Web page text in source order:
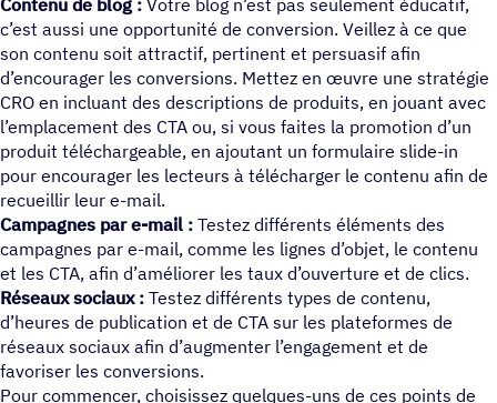
Contenu de blog : Votre blog n’est pas seulement éducatif,
c’est aussi une opportunité de conversion. Veillez à ce que
son contenu soit attractif, pertinent et persuasif afin
d’encourager les conversions. Mettez en œuvre une stratégie
CRO en incluant des descriptions de produits, en jouant avec
l’emplacement des CTA ou, si vous faites la promotion d’un
produit téléchargeable, en ajoutant un formulaire slide-in
pour encourager les lecteurs à télécharger le contenu afin de
recueillir leur e-mail.
Campagnes par e-mail : Testez différents éléments des
campagnes par e-mail, comme les lignes d’objet, le contenu
et les CTA, afin d’améliorer les taux d’ouverture et de clics.
Réseaux sociaux : Testez différents types de contenu,
d’heures de publication et de CTA sur les plateformes de
réseaux sociaux afin d’augmenter l’engagement et de
favoriser les conversions.
Pour commencer, choisissez quelques-uns de ces points de